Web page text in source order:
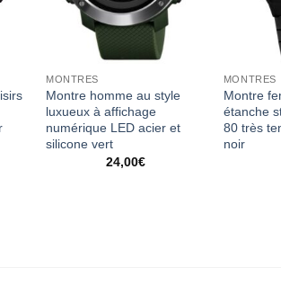
MONTRES
Montre homme au style
luxueux à affichage
numérique LED acier et
silicone vert
24,00€
MONTRES
Montre
étanche
80 très
noir